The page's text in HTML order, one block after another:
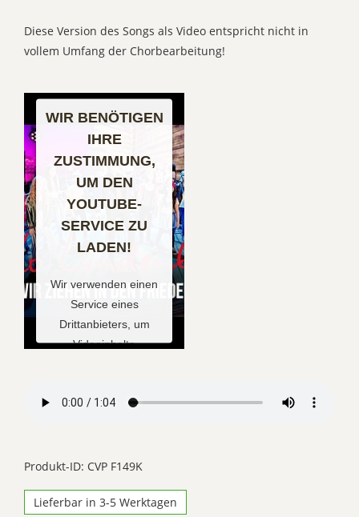
Diese Version des Songs als Video entspricht nicht in
vollem Umfang der Chorbearbeitung!
WIR BENÖTIGEN
IHRE
ZUSTIMMUNG,
UM DEN
YOUTUBE-
SERVICE ZU
LADEN!
Wir verwenden einen
Service eines
Drittanbieters, um
Videoinhalte
Ihren Aktivitäten
und stimmen Sie der
zu, um dieses Video
Produkt-ID: CVP F149K
Lieferbar in 3-5 Werktagen